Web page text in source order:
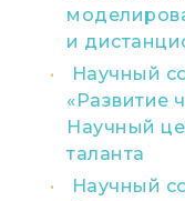
и
Научный
«Развитие
Научный
таланта
Научный